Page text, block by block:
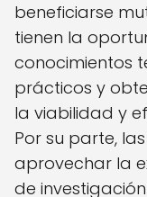
beneficiarse
tienen la
conocimientos
prácticos y
la viabilidad y
Por su parte,
aprovechar la
de